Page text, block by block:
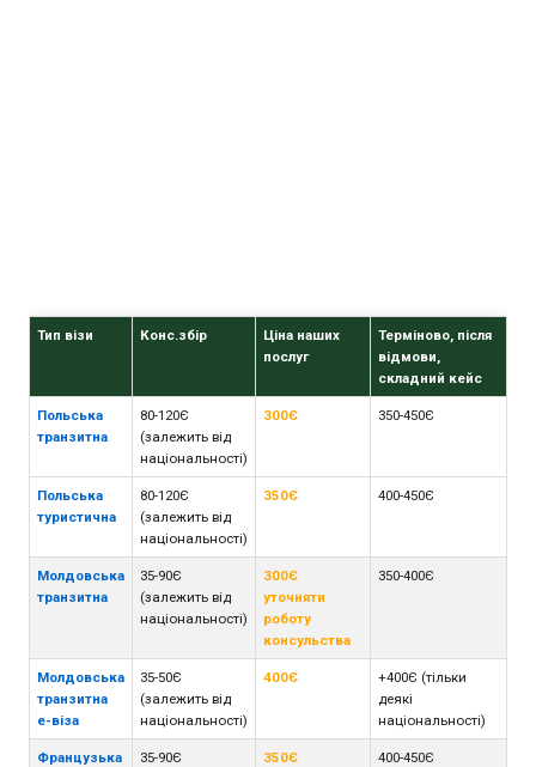
Тип візи Конс.збір
Ціна наших
послуг
Терміново, після
відмови,
складний кейс
Польська
транзитна
80-120Є
(залежить від
національності)
300Є 350-450Є
Польська
туристична
80-120Є
(залежить від
національності)
350Є 400-450Є
Молдовська
транзитна
35-90Є
(залежить від
національності)
300Є
уточняти
роботу
консульства
350-400Є
Молдовська
транзитна
е-віза
35-50Є
(залежить від
національності)
400Є
+400Є (тільки
деякі
національності)
Французька
35-90Є
350Є 400-450Є